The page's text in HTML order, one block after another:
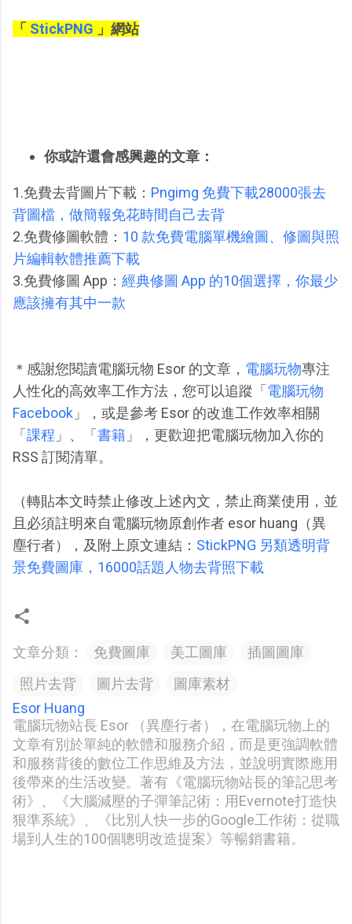
「 StickPNG 」網站
你或許還會感興趣的文章：
1.免費去背圖片下載： Pngimg 免費下載28000張去
背圖檔，做簡報免花時間自己去背
2.免費修圖軟體： 10 款免費電腦單機繪圖、修圖與照
片編輯軟體推薦下載
3.免費修圖 App： 經典修圖 App 的10個選擇，你最少
應該擁有其中一款
＊感謝您閱讀電腦玩物 Esor 的文章， 電腦玩物專注
人性化的高效率工作方法，您可以追蹤「 電腦玩物
Facebook 」，或是參考 Esor 的改進工作效率相關
「 課程 」、「 書籍 」，更歡迎把電腦玩物加入你的
RSS 訂閱清單。
（轉貼本文時禁止修改上述內文，禁止商業使用，並
且必須註明來自電腦玩物原創作者 esor huang（異
塵行者），及附上原文連結： StickPNG 另類透明背
景免費圖庫，16000話題人物去背照下載
文章分類： 免費圖庫 美工圖庫
插圖圖庫
照片去背
圖片去背
圖庫素材
Esor Huang
電腦玩物站長 Esor （異塵行者），在電腦玩物上的
文章有別於單純的軟體和服務介紹，而是更強調軟體
和服務背後的數位工作思維及方法，並說明實際應用
後帶來的生活改變。著有《電腦玩物站長的筆記思考
術》、《大腦減壓的子彈筆記術：用Evernote打造快
狠準系統》、《比別人快一步的Google工作術：從職
場到人生的100個聰明改造提案》等暢銷書籍。